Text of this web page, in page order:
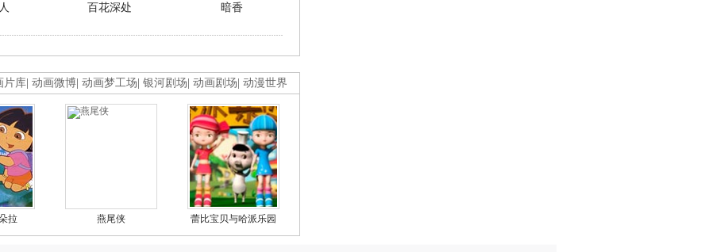
百花深处 暗香
片库 动画微博 动画梦工场 银河剧场 动画剧场 动漫世界
拉 燕尾侠 蕾比宝贝与哈派乐园